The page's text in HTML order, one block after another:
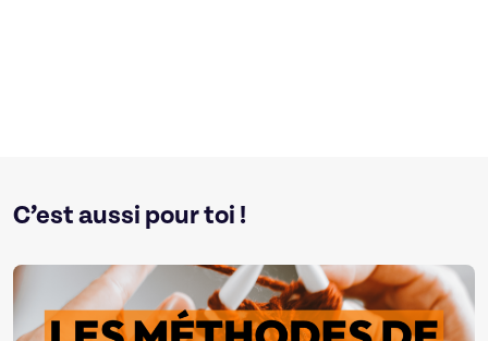
C’est aussi pour toi !